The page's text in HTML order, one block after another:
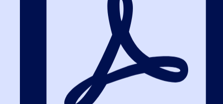
Руководитель отдела развития продуктов обучения для
участников закупок Департамента обучения площадки РТС-
тендер. Организовывал и осуществлял контроль проведения
более 600 обучающих...